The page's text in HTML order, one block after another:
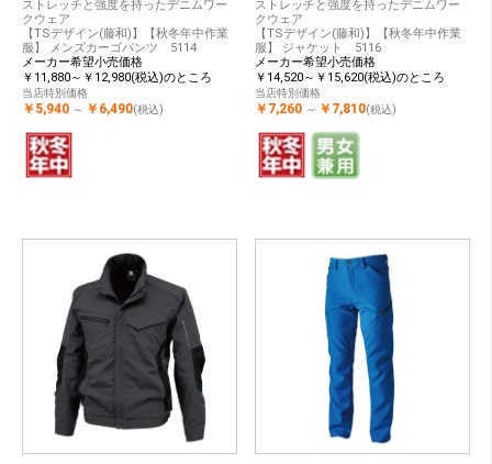
ストレッチと強度を持ったデニムワー
クウェア
【TSデザイン(藤和)】【秋冬年中作業
服】 メンズカーゴパンツ 5114
メーカー希望小売価格
￥11,880～￥12,980(税込)のところ
当店特別価格
￥5,940 ～ ￥6,490(税込)
ストレッチと強度を持ったデニムワー
クウェア
【TSデザイン(藤和)】【秋冬年中作業
服】 ジャケット 5116
メーカー希望小売価格
￥14,520～￥15,620(税込)のところ
当店特別価格
￥7,260 ～ ￥7,810(税込)